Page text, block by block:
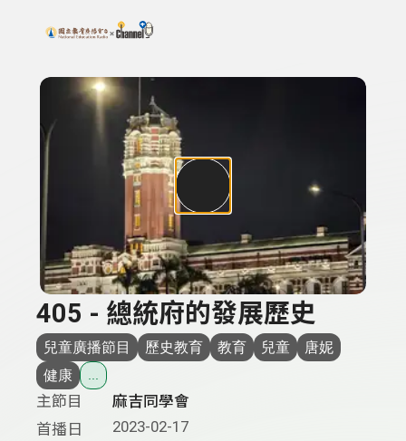
上方功能區塊
搜尋關鍵字：可輸入節目名稱、主持人或關鍵字
405 - 總統府的發展歷史
兒童廣播節目 歷史教育 教育 兒童
唐妮
健康
...
主節目
麻吉同學會
首播日
2023-02-17